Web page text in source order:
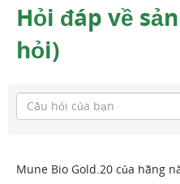
Hỏi đáp về
hỏi)
Mune Bio Gold.20 của hãng